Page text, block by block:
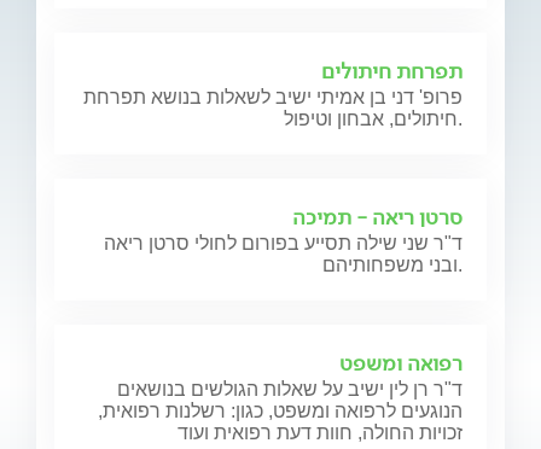
תפרחת חיתולים
פרופ' דני בן אמיתי ישיב לשאלות בנושא תפרחת
חיתולים, אבחון וטיפול.
סרטן ריאה - תמיכה
ד"ר שני שילה תסייע בפורום לחולי סרטן ריאה
ובני משפחותיהם.
רפואה ומשפט
ד"ר רן לין ישיב על שאלות הגולשים בנושאים
הנוגעים לרפואה ומשפט, כגון: רשלנות רפואית,
זכויות החולה, חוות דעת רפואית ועוד